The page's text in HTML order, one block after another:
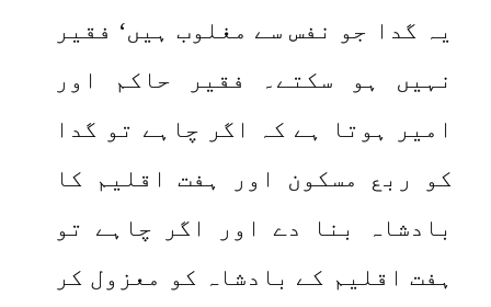
یہ گدا جو نفس سے مغلوب ہیں‘ فقیر
نہیں ہو سکتے۔ فقیر حاکم اور
امیر ہوتا ہے کہ اگر چاہے تو گدا
کو ربع مسکون اور ہفت اقلیم کا
بادشاہ بنا دے اور اگر چاہے تو
ہفت اقلیم کے بادشاہ کو معزول کر